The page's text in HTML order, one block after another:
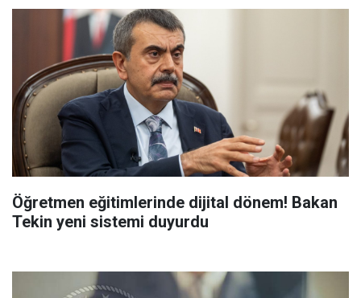
Öğretmen eğitimlerinde dijital dönem! Bakan
Tekin yeni sistemi duyurdu